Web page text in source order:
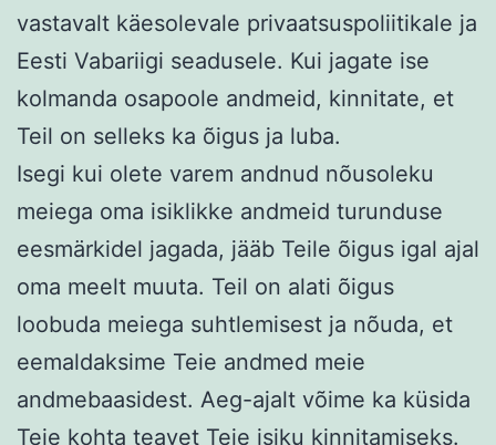
vastavalt käesolevale privaatsuspoliitikale ja
Eesti Vabariigi seadusele. Kui jagate ise
kolmanda osapoole andmeid, kinnitate, et
Teil on selleks ka õigus ja luba.
Isegi kui olete varem andnud nõusoleku
meiega oma isiklikke andmeid turunduse
eesmärkidel jagada, jääb Teile õigus igal ajal
oma meelt muuta. Teil on alati õigus
loobuda meiega suhtlemisest ja nõuda, et
eemaldaksime Teie andmed meie
andmebaasidest. Aeg-ajalt võime ka küsida
Teie kohta teavet Teie isiku kinnitamiseks.